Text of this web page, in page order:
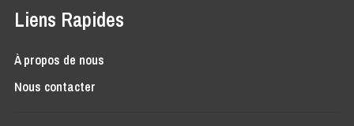
Liens Rapides
À propos de nous
Nous contacter